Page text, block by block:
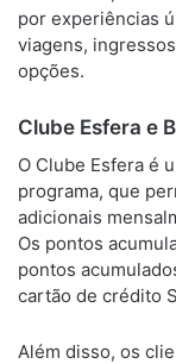
por experiências
viagens,
opções.
Clube Esfera e
O Clube Esfera é
programa, que
adicionais
Os pontos
pontos
cartão de crédito
Além disso, os